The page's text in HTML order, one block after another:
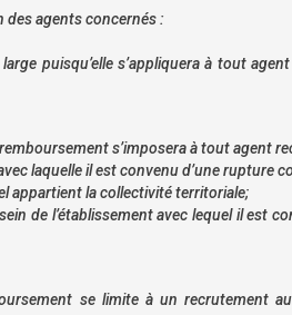
agents concernés :
puisqu’elle s’appliquera à tout
s’imposera à tout agent
laquelle il est convenu d’une rupture
appartient la collectivité territoriale;
de l’établissement avec lequel il est
se limite à un recrutement